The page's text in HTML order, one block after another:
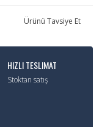
Ürünü Tavsiye Et
HIZLI TESLIMAT
Stoktan satış